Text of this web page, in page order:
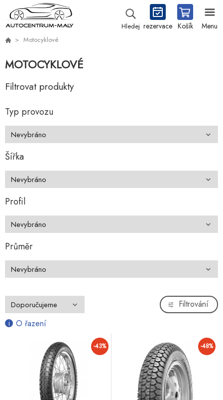
Hledej rezervace Košík Menu
Motocyklové
MOTOCYKLOVÉ
Filtrovat produkty
Typ provozu
Šířka
Profil
Průměr
O řazení
Filtrování
-43% -48%